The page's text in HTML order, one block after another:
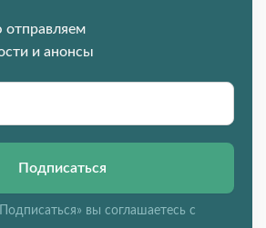
и анонсы
Подписаться
вы соглашаетесь с